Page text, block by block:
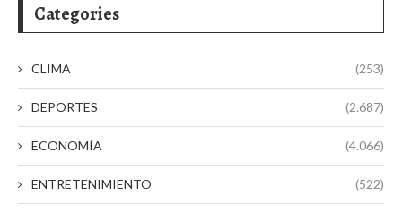
Categories
CLIMA (253)
DEPORTES (2.687)
ECONOMÍA (4.066)
ENTRETENIMIENTO (522)